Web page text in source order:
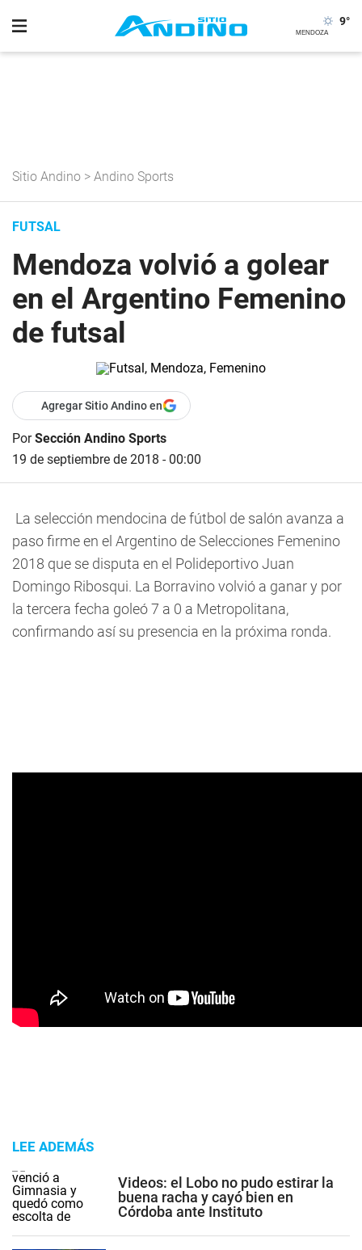
9°
Sitio Andino > Andino Sports
FUTSAL
Mendoza volvió a golear
en el Argentino Femenino
de futsal
Agregar Sitio Andino en
PorSección Andino Sports
19 de septiembre de 2018 - 00:00
La selección mendocina de fútbol de salón avanza a
paso firme en el Argentino de Selecciones Femenino
2018 que se disputa en el Polideportivo Juan
Domingo Ribosqui. La Borravino volvió a ganar y por
la tercera fecha goleó 7 a 0 a Metropolitana,
confirmando así su presencia en la próxima ronda.
LEE ADEMÁS
Videos: el Lobo no pudo estirar la
buena racha y cayó bien en
Córdoba ante Instituto